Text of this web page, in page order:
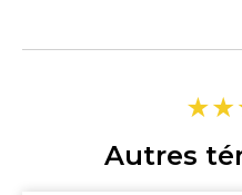
Autres